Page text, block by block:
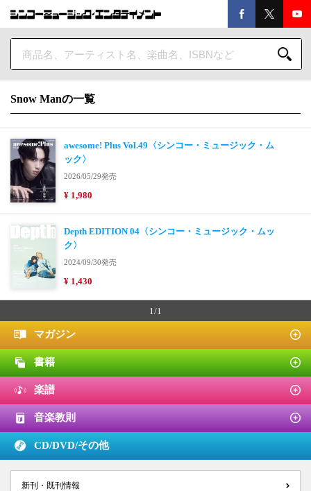
Snow Manの一覧
awesome! Plus Vol.49〈シンコー・ミュージック・ム
ック〉
2026/05/29発売
¥ 1,980
Depth EDITION 04〈シンコー・ミュージック・ムッ
ク〉
2024/09/30発売
¥ 1,430
1/1
マガジン
書籍
楽譜
音楽教則
CD/DVD/その他
新刊・既刊情報